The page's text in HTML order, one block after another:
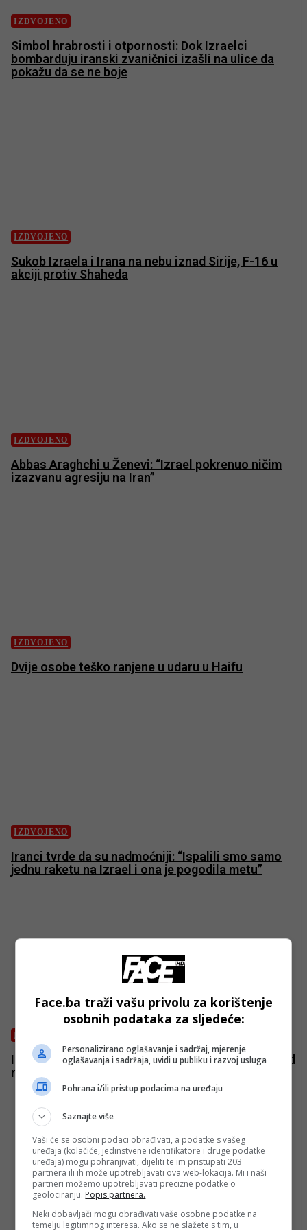
IZDVOJENO
Simbol hrabrosti i otpornosti: Dok Izraelci
bombarduju iranski zvaničnici izašli na ulice da
pokažu da se ne boje
IZDVOJENO
Sukob Izraela i Irana na nebu iznad Sirije, F-16 u
akciji protiv Shaheda
IZDVOJENO
Abbas Araghchi u Ženevi: “Izrael pokrenuo ničim
izazvanu agresiju na Iran”
IZDVOJENO
Dvije osobe teško ranjene u udaru u Haifu
IZDVOJENO
Iranci tvrde da su nadmoćniji: “Ispalili smo samo
jednu raketu na Izrael i ona je pogodila metu”
IZDVOJENO
Iran ispalio dvadeset raketa na Izrael, glavni napad
na Haifu
Face.ba traži vašu privolu za korištenje
osobnih podataka za sljedeće:
Personalizirano oglašavanje i sadržaj, mjerenje
oglašavanja i sadržaja, uvidi u publiku i razvoj usluga
Pohrana i/ili pristup podacima na uređaju
Saznajte više
Vaši će se osobni podaci obrađivati, a podatke s vašeg
uređaja (kolačiće, jedinstvene identifikatore i druge podatke
uređaja) mogu pohranjivati, dijeliti te im pristupati 203
partnera ili ih može upotrebljavati ova web-lokacija. Mi i naši
partneri možemo upotrebljavati precizne podatke o
geolociranju. Popis partnera.
Neki dobavljači mogu obrađivati vaše osobne podatke na
temelju legitimnog interesa. Ako se ne slažete s tim, u